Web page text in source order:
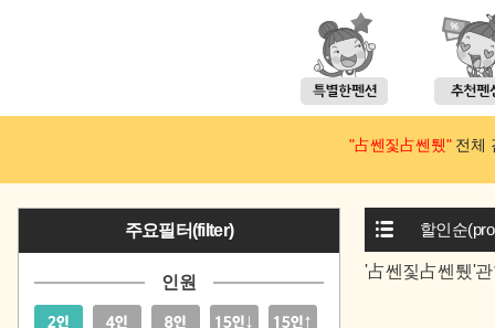
"占쎈짗占쎈퉸"전체
주요필터(filter)
인원
할인순
'占쎈짗占쎈퉸'